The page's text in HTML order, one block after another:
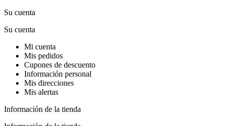
Su cuenta
Su cuenta
Mi cuenta
Mis pedidos
Cupones de descuento
Información personal
Mis direcciones
Mis alertas
Información de la tienda